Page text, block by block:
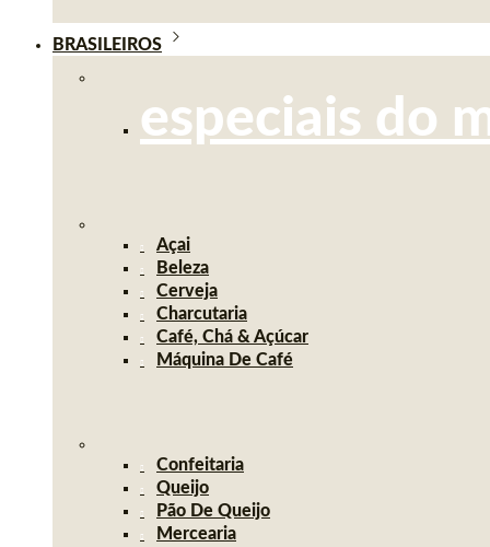
BRASILEIROS
especiais do
Açai
Beleza
Cerveja
Charcutaria
Café, Chá & Açúcar
Máquina De Café
Confeitaria
Queijo
Pão De Queijo
Mercearia